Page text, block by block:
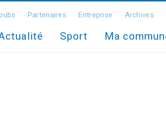
Partenaires Entreprise Archives
Sport Ma